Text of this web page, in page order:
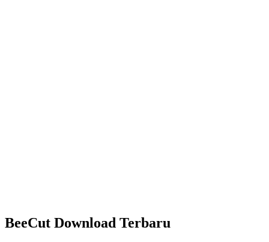
BeeCut Download Terbaru